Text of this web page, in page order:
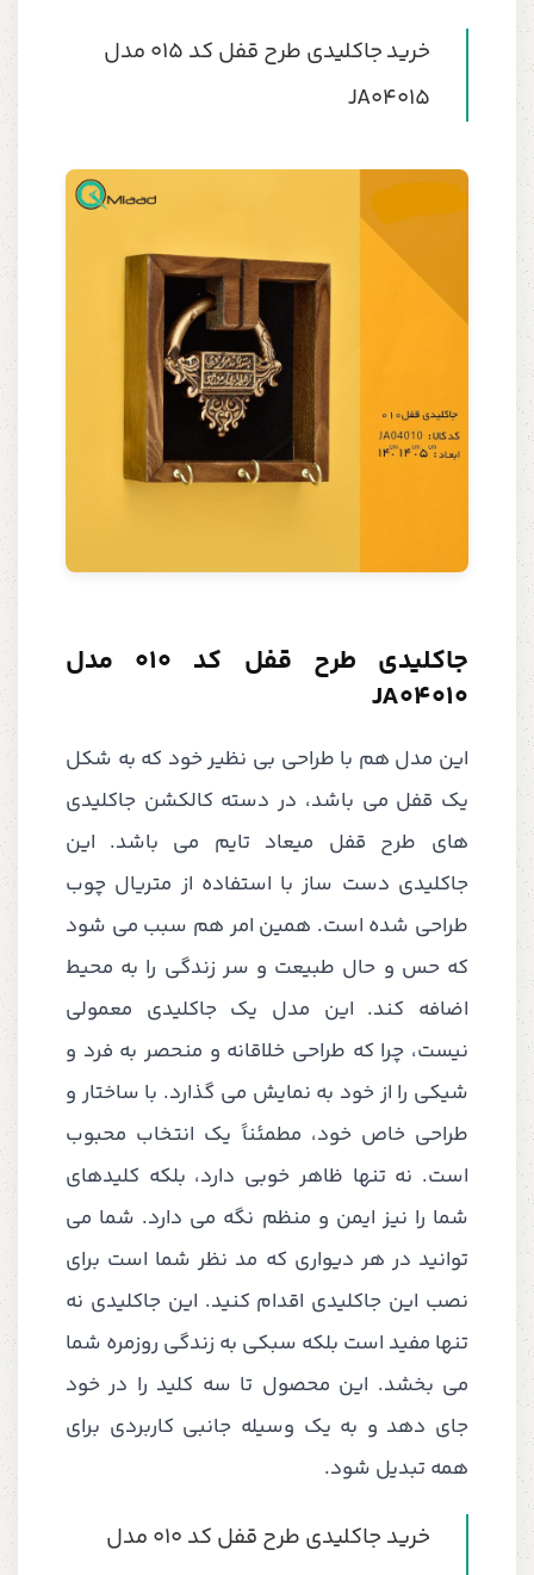
خرید جاکلیدی طرح قفل کد 015 مدل
JA04015
جاکلیدی طرح قفل کد 010 مدل
JA04010
این مدل هم با طراحی بی نظیر خود که به شکل
یک قفل می باشد، در دسته کالکشن جاکلیدی
های طرح قفل میعاد تایم می باشد. این
جاکلیدی دست ساز با استفاده از متریال چوب
طراحی شده است. همین امر هم سبب می شود
که حس و حال طبیعت و سر زندگی را به محیط
اضافه کند. این مدل یک جاکلیدی معمولی
نیست، چرا که طراحی خلاقانه و منحصر به فرد و
شیکی را از خود به نمایش می گذارد. با ساختار و
طراحی خاص خود، مطمئناً یک انتخاب محبوب
است. نه تنها ظاهر خوبی دارد، بلکه کلیدهای
شما را نیز ایمن و منظم نگه می دارد. شما می
توانید در هر دیواری که مد نظر شما است برای
نصب این جاکلیدی اقدام کنید. این جاکلیدی نه
تنها مفید است بلکه سبکی به زندگی روزمره شما
می بخشد. این محصول تا سه کلید را در خود
جای دهد و به یک وسیله جانبی کاربردی برای
همه تبدیل شود.
خرید جاکلیدی طرح قفل کد 010 مدل